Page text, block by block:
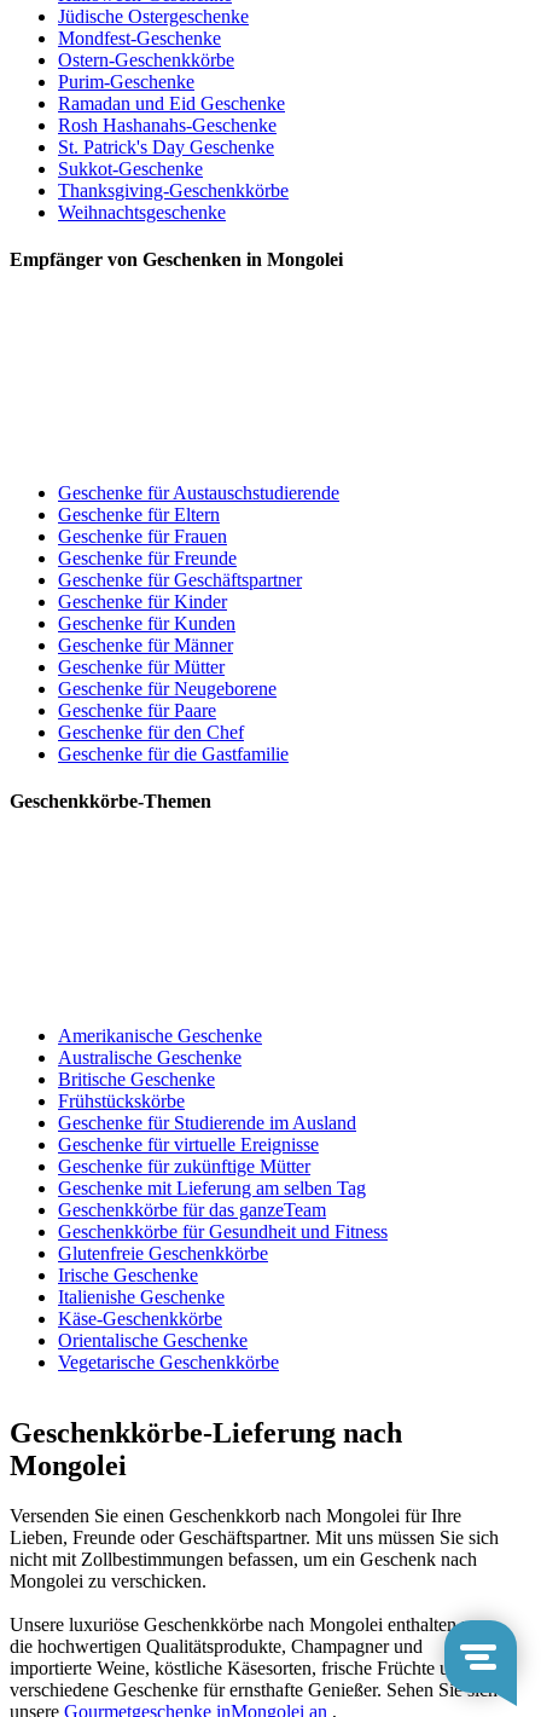
Jüdische Ostergeschenke
Mondfest-Geschenke
Ostern-Geschenkkörbe
Purim-Geschenke
Ramadan und Eid Geschenke
Rosh Hashanahs-Geschenke
St. Patrick's Day Geschenke
Sukkot-Geschenke
Thanksgiving-Geschenkkörbe
Weihnachtsgeschenke
Empfänger von Geschenken in Mongolei
Geschenke für Austauschstudierende
Geschenke für Eltern
Geschenke für Frauen
Geschenke für Freunde
Geschenke für Geschäftspartner
Geschenke für Kinder
Geschenke für Kunden
Geschenke für Männer
Geschenke für Mütter
Geschenke für Neugeborene
Geschenke für Paare
Geschenke für den Chef
Geschenke für die Gastfamilie
Geschenkkörbe-Themen
Amerikanische Geschenke
Australische Geschenke
Britische Geschenke
Frühstückskörbe
Geschenke für Studierende im Ausland
Geschenke für virtuelle Ereignisse
Geschenke für zukünftige Mütter
Geschenke mit Lieferung am selben Tag
Geschenkkörbe für das ganzeTeam
Geschenkkörbe für Gesundheit und Fitness
Glutenfreie Geschenkkörbe
Irische Geschenke
Italienishe Geschenke
Käse-Geschenkkörbe
Orientalische Geschenke
Vegetarische Geschenkkörbe
Geschenkkörbe-Lieferung nach
Mongolei
Versenden Sie einen Geschenkkorb nach Mongolei für Ihre
Lieben, Freunde oder Geschäftspartner. Mit uns müssen Sie sich
nicht mit Zollbestimmungen befassen, um ein Geschenk nach
Mongolei zu verschicken.
Unsere luxuriöse Geschenkkörbe nach Mongolei enthalten nur
die hochwertigen Qualitätsprodukte, Champagner und
importierte Weine, köstliche Käsesorten, frische Früchte und
verschiedene Geschenke für ernsthafte Genießer. Sehen Sie sich
unsere Gourmetgeschenke inMongolei an ,